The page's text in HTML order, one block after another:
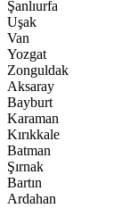
Şanlıurfa
Uşak
Van
Yozgat
Zonguldak
Aksaray
Bayburt
Karaman
Kırıkkale
Batman
Şırnak
Bartın
Ardahan